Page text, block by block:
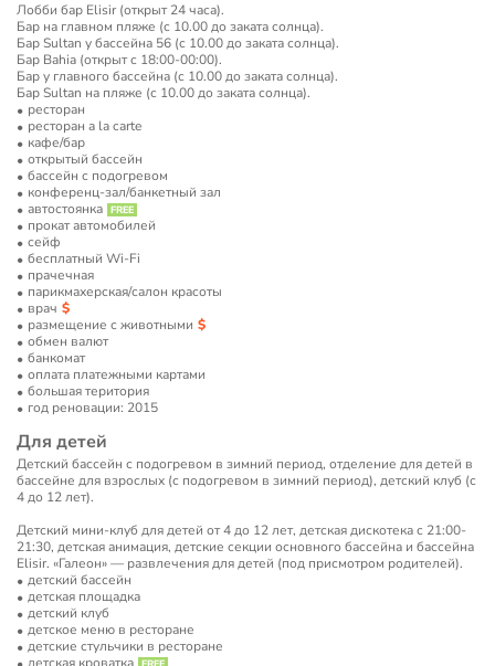
Лобби бар Elisir (открыт 24 часа).
Бар на главном пляже (с 10.00 до заката солнца).
Бар Sultan у бассейна 56 (с 10.00 до заката солнца).
Бар Bahia (открыт с 18:00-00:00).
Бар у главного бассейна (с 10.00 до заката солнца).
Бар Sultan на пляже (с 10.00 до заката солнца).
ресторан
ресторан a la carte
кафе/бар
открытый бассейн
бассейн с подогревом
конференц-зал/банкетный зал
автостоянка
прокат автомобилей
сейф
бесплатный Wi-Fi
прачечная
парикмахерская/салон красоты
врач
размещение с животными
обмен валют
банкомат
оплата платежными картами
большая територия
год реновации: 2015
Для детей
Детский бассейн с подогревом в зимний период, отделение для детей в
бассейне для взрослых (с подогревом в зимний период), детский клуб (с
4 до 12 лет).
Детский мини-клуб для детей от 4 до 12 лет, детская дискотека с 21:00-
21:30, детская анимация, детские секции основного бассейна и бассейна
Elisir. «Галеон» — развлечения для детей (под присмотром родителей).
детский бассейн
детская площадка
детский клуб
детское меню в ресторане
детские стульчики в ресторане